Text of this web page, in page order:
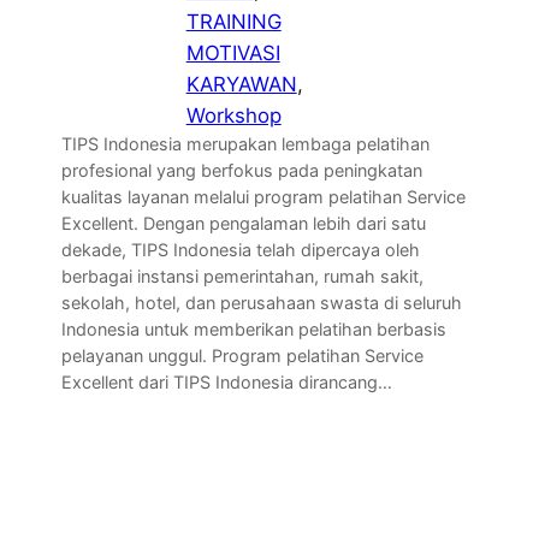
TRAINING
MOTIVASI
KARYAWAN
Workshop
TIPS Indonesia merupakan lembaga pelatihan
profesional yang berfokus pada peningkatan
kualitas layanan melalui program pelatihan Service
Excellent. Dengan pengalaman lebih dari satu
dekade, TIPS Indonesia telah dipercaya oleh
berbagai instansi pemerintahan, rumah sakit,
sekolah, hotel, dan perusahaan swasta di seluruh
Indonesia untuk memberikan pelatihan berbasis
pelayanan unggul. Program pelatihan Service
Excellent dari TIPS Indonesia dirancang…